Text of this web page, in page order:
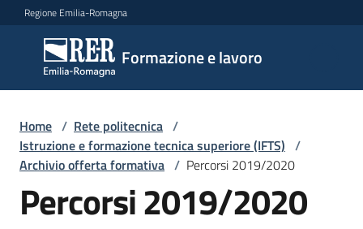
Vai al contenuto
Vai alla navigazione
Vai al footer
Regione Emilia-Romagna
Formazione e lavoro
Formazione
e lavoro
Argomenti
Novità
Home / Rete politecnica /
Istruzione e formazione tecnica superiore (IFTS) /
Archivio offerta formativa / Percorsi 2019/2020
Percorsi 2019/2020